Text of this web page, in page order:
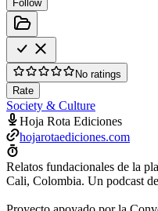
Follow
No ratings
Rate
Society & Culture
Hoja Rota Ediciones
hojarotaediciones.com
Relatos fundacionales de la
Cali, Colombia. Un podcast